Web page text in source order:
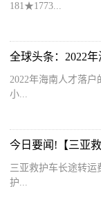
181★1773...
全球头条：2022
2022年海南人才落
小...
三亚救护车长途转运
护...